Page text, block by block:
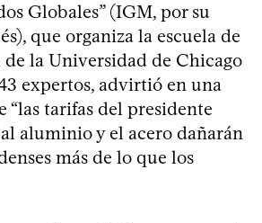
Globales” (IGM, por su
que organiza la escuela de
de la Universidad de Chicago
expertos, advirtió en una
“las tarifas del presidente
aluminio y el acero dañarán
más de lo que los